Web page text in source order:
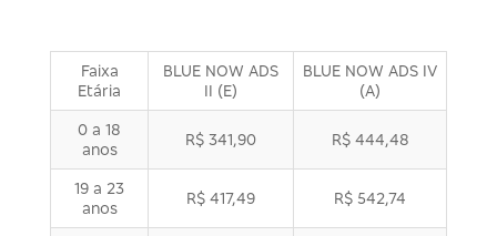
Faixa
Etária
BLUE NOW ADS
II (E)
BLUE NOW ADS IV
(A)
0 a 18
anos
R$ 341,90 R$ 444,48
19 a 23
anos
R$ 417,49 R$ 542,74